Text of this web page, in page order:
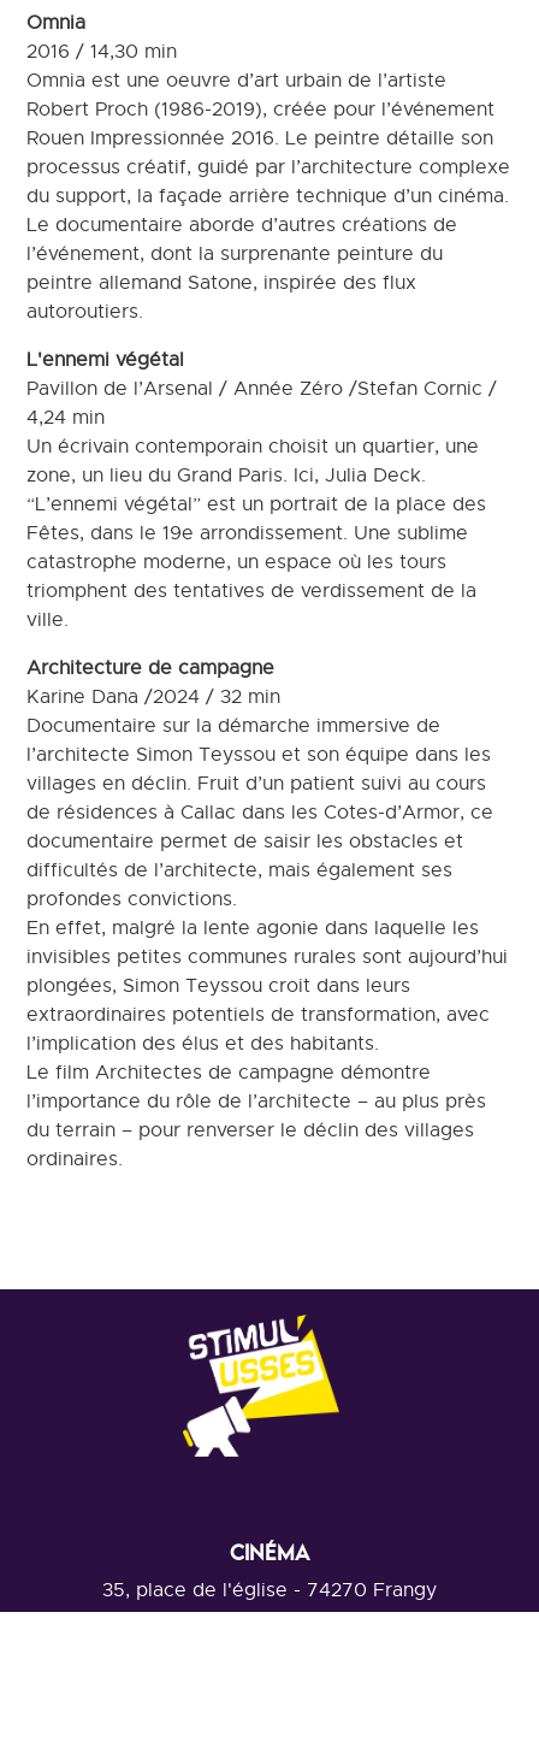
Omnia
2016 / 14,30 min
Omnia est une oeuvre d’art urbain de l’artiste
Robert Proch (1986-2019), créée pour l’événement
Rouen Impressionnée 2016. Le peintre détaille son
processus créatif, guidé par l’architecture complexe
du support, la façade arrière technique d’un cinéma.
Le documentaire aborde d’autres créations de
l’événement, dont la surprenante peinture du
peintre allemand Satone, inspirée des flux
autoroutiers.
L'ennemi végétal
Pavillon de l’Arsenal / Année Zéro /Stefan Cornic /
4,24 min
Un écrivain contemporain choisit un quartier, une
zone, un lieu du Grand Paris. Ici, Julia Deck.
“L’ennemi végétal” est un portrait de la place des
Fêtes, dans le 19e arrondissement. Une sublime
catastrophe moderne, un espace où les tours
triomphent des tentatives de verdissement de la
ville.
Architecture de campagne
Karine Dana /2024 / 32 min
Documentaire sur la démarche immersive de
l’architecte Simon Teyssou et son équipe dans les
villages en déclin. Fruit d’un patient suivi au cours
de résidences à Callac dans les Cotes-d’Armor, ce
documentaire permet de saisir les obstacles et
difficultés de l’architecte, mais également ses
profondes convictions.
En effet, malgré la lente agonie dans laquelle les
invisibles petites communes rurales sont aujourd’hui
plongées, Simon Teyssou croit dans leurs
extraordinaires potentiels de transformation, avec
l’implication des élus et des habitants.
Le film Architectes de campagne démontre
l’importance du rôle de l’architecte – au plus près
du terrain – pour renverser le déclin des villages
ordinaires.
CINÉMA
35, place de l'église - 74270 Frangy
Au-dessus de la communauté de communes Usses et Rhône